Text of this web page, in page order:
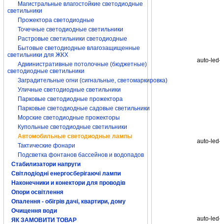
Магистральные влагостойкие светодиодные
светильники
Прожектора светодиодные
Точечные светодиодные светильники
Растровые светильники светодиодные
Бытовые светодиодные влагозащищенные
светильники для ЖКХ
Административные потолочные (бюджетные)
светодиодные светильники
Заградительные огни (сигнальные, светомаркировка)
Уличные светодиодные светильники
Парковые светодиодные прожектора
Парковые светодиодные садовые светильники
Морские светодиодные прожекторы
Купольные светодиодные светильники
Автомобильные светодиодные лампы
Тактические фонари
Подсветка фонтанов бассейнов и водопадов
Стабилизатори напруги
Світлодіодні енергосберігаючі лампи
Наконечники и конектори для проводів
Опори освітлення
Опалення - обігрів дачі, квартири, дому
Очищення води
ЯК ЗАМОВИТИ ТОВАР
auto-
auto-
auto-